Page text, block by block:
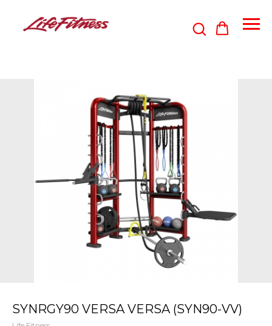
SYNRGY90 VERSA VERSA (SYN90-VV)